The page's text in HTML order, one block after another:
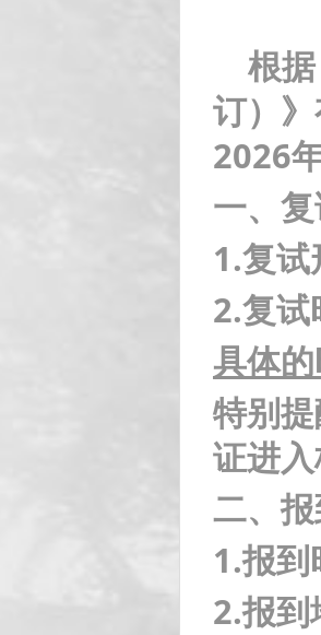
根据
订）
2026
一、
1.复
2.复
具体
特别
证进
二、
1.报到
2.报到